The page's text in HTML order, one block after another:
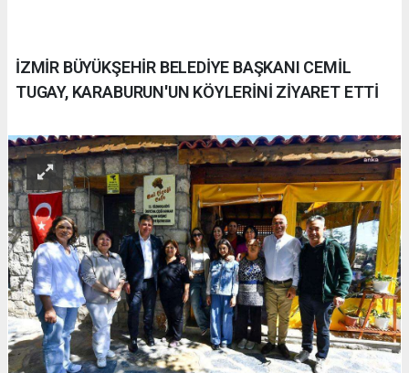
İZMİR BÜYÜKŞEHİR BELEDİYE BAŞKANI CEMİL
TUGAY, KARABURUN'UN KÖYLERİNİ ZİYARET ETTİ